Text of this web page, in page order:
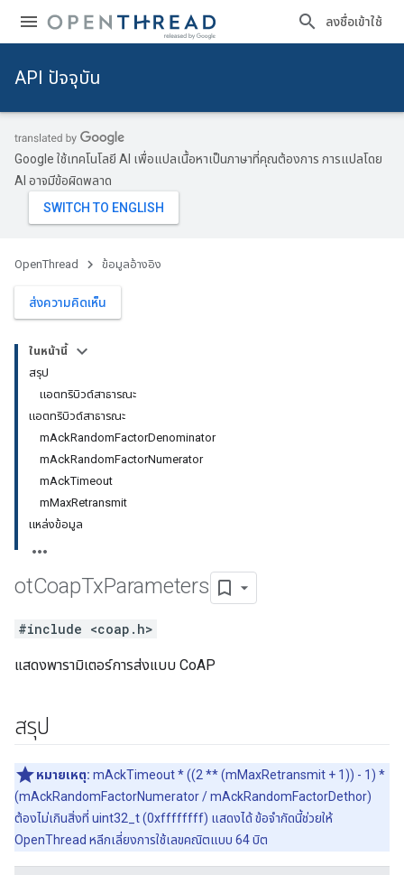
ลงชื่อเข้าใช้
API ปัจจุบัน
Google ใช้เทคโนโลยี AI เพื่อแปลเนื้อหาเป็นภาษาที่คุณต้องการ การแปลโดย
AI อาจมีข้อผิดพลาด
OpenThread ข้อมูลอ้างอิง
ส่งความคิดเห็น
ในหน้านี้
สรุป
แอตทริบิวต์สาธารณะ
แอตทริบิวต์สาธารณะ
mAckRandomFactorDenominator
mAckRandomFactorNumerator
mAckTimeout
mMaxRetransmit
แหล่งข้อมูล
otCoapTxParameters
#include <coap.h>
แสดงพารามิเตอร์การส่งแบบ CoAP
สรุป
หมายเหตุ: mAckTimeout * ((2 ** (mMaxRetransmit + 1)) - 1) *
(mAckRandomFactorNumerator / mAckRandomFactorDethor)
ต้องไม่เกินสิ่งที่ uint32_t (0xffffffff) แสดงได้ ข้อจำกัดนี้ช่วยให้
OpenThread หลีกเลี่ยงการใช้เลขคณิตแบบ 64 บิต